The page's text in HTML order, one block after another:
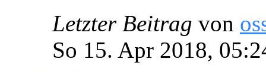
Letzter Beitrag von
So 15. Apr 2018,